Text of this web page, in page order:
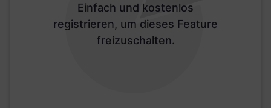
Einfach und kostenlos
registrieren, um dieses Feature
freizuschalten.